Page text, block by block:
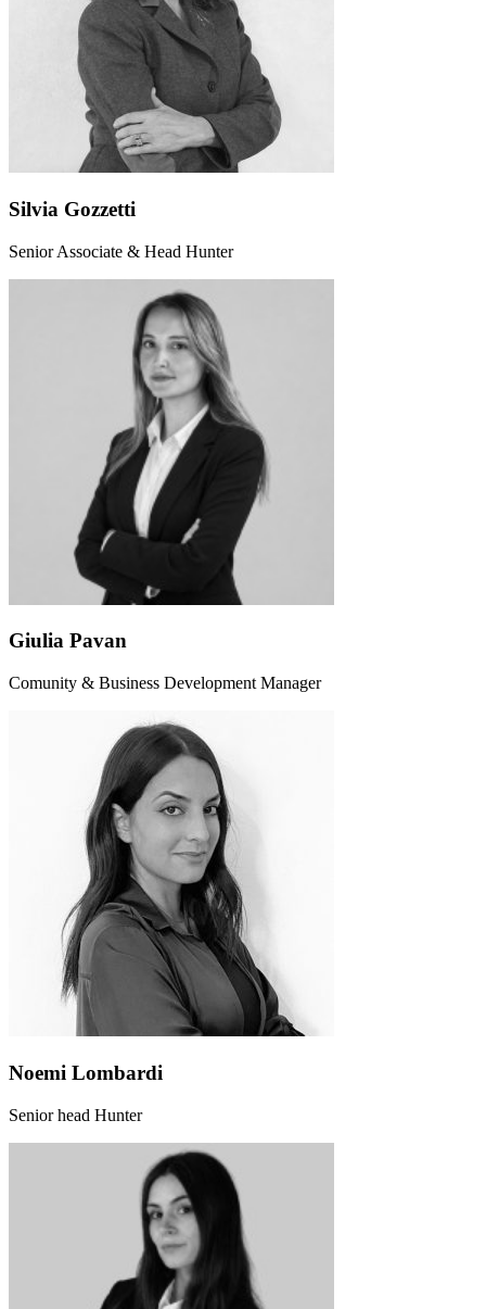
Silvia Gozzetti
Senior Associate & Head Hunter
Giulia Pavan
Comunity & Business Development Manager
Noemi Lombardi
Senior head Hunter